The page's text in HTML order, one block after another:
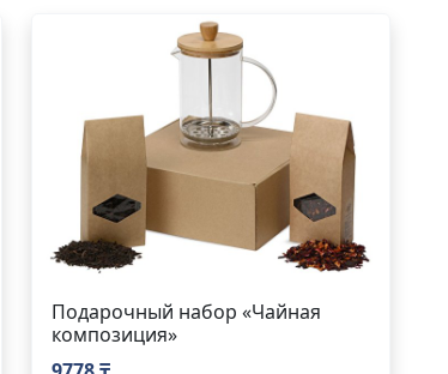
Подарочный набор «Чайная
композиция»